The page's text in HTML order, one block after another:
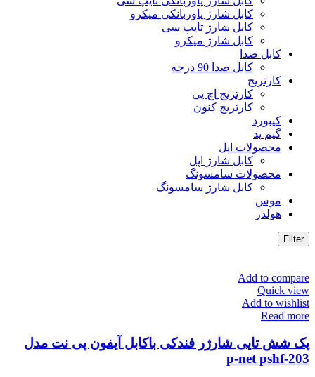
کابل شارژ پاوربانکی میکرو
کابل شارژ تایپ سی
کابل شارژ میکرو
کابل صدا
کابل صدا 90 درجه
کارتریج
کارتریج اچ پی
کارتریج کنون
کیبورد
گیم پد
محصولات اپل
کابل شارژ اپل
محصولات سامسونگ
کابل شارژ سامسونگ
موس
هولدر
Filter
Add to compare
Quick view
Add to wishlist
Read more
پک شش تایی شارژر فندکی باکابل آیفون پی نت مدل
203-p-net pshf